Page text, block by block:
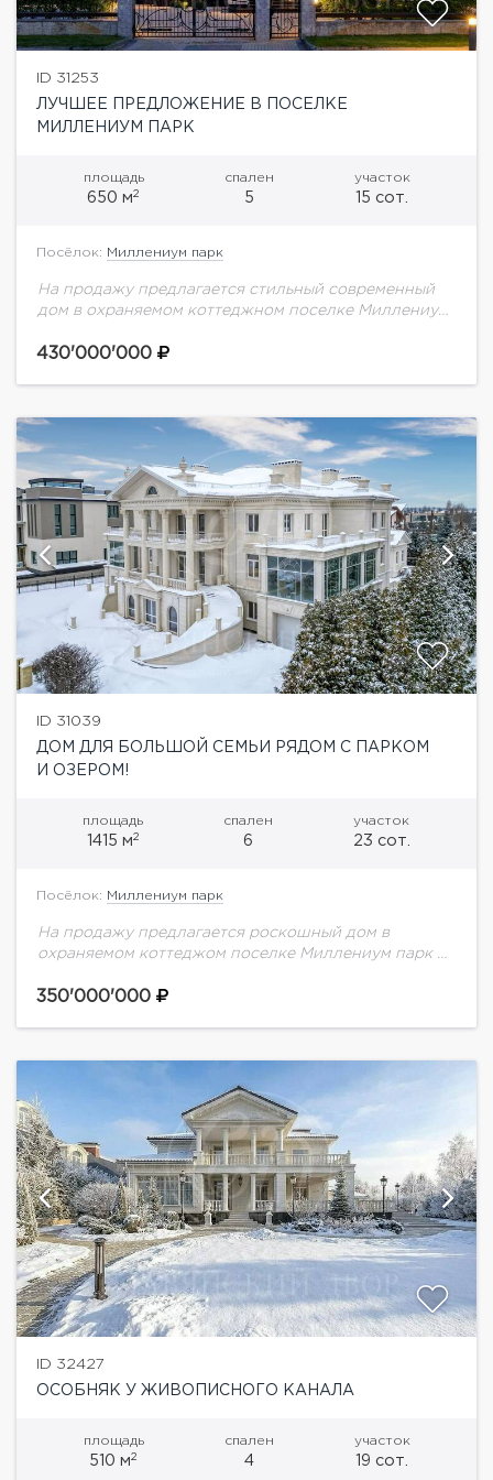
ID 31253
ЛУЧШЕЕ ПРЕДЛОЖЕНИЕ В ПОСЕЛКЕ
МИЛЛЕНИУМ ПАРК
площадь
650 м2
спален
5
участок
15 сот.
Посёлок: Миллениум парк
На продажу предлагается стильный современный
дом в охраняемом коттеджном поселке Миллениум
ремонт.Планировка дома:1 этаж: 3 гардероба,
430'000'000
ID 31039
ДОМ ДЛЯ БОЛЬШОЙ СЕМЬИ РЯДОМ С ПАРКОМ
И ОЗЕРОМ!
площадь
1415 м2
спален
6
участок
23 сот.
Посёлок: Миллениум парк
На продажу предлагается роскошный дом в
охраняемом коттеджом поселке Миллениум парк на
классики. Панорамные окна, система Умный дом.
350'000'000
ID 32427
ОСОБНЯК У ЖИВОПИСНОГО КАНАЛА
площадь
510 м2
спален
4
участок
19 сот.